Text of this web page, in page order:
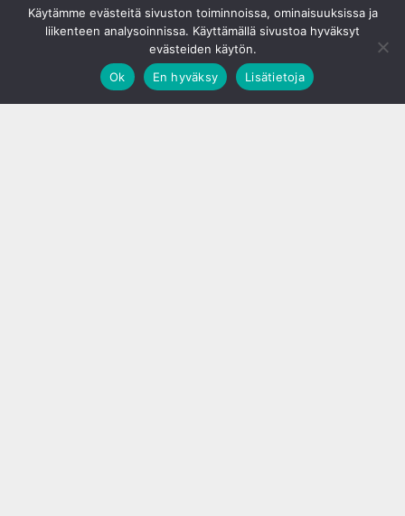
Käytämme evästeitä sivuston toiminnoissa, ominaisuuksissa ja
liikenteen analysoinnissa. Käyttämällä sivustoa hyväksyt
evästeiden käytön.
Ok
En hyväksy Lisätietoja